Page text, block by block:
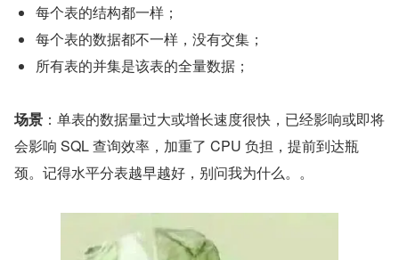
每个表的结构都一样；
每个表的数据都不一样，没有交集；
所有表的并集是该表的全量数据；
场景 ：单表的数据量过大或增长速度很快，已经影响或即将
会影响 SQL 查询效率，加重了 CPU 负担，提前到达瓶
颈。记得水平分表越早越好，别问我为什么。。